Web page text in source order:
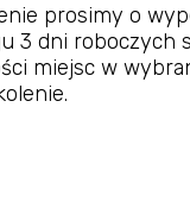
prosimy o
3 dni
miejsc w